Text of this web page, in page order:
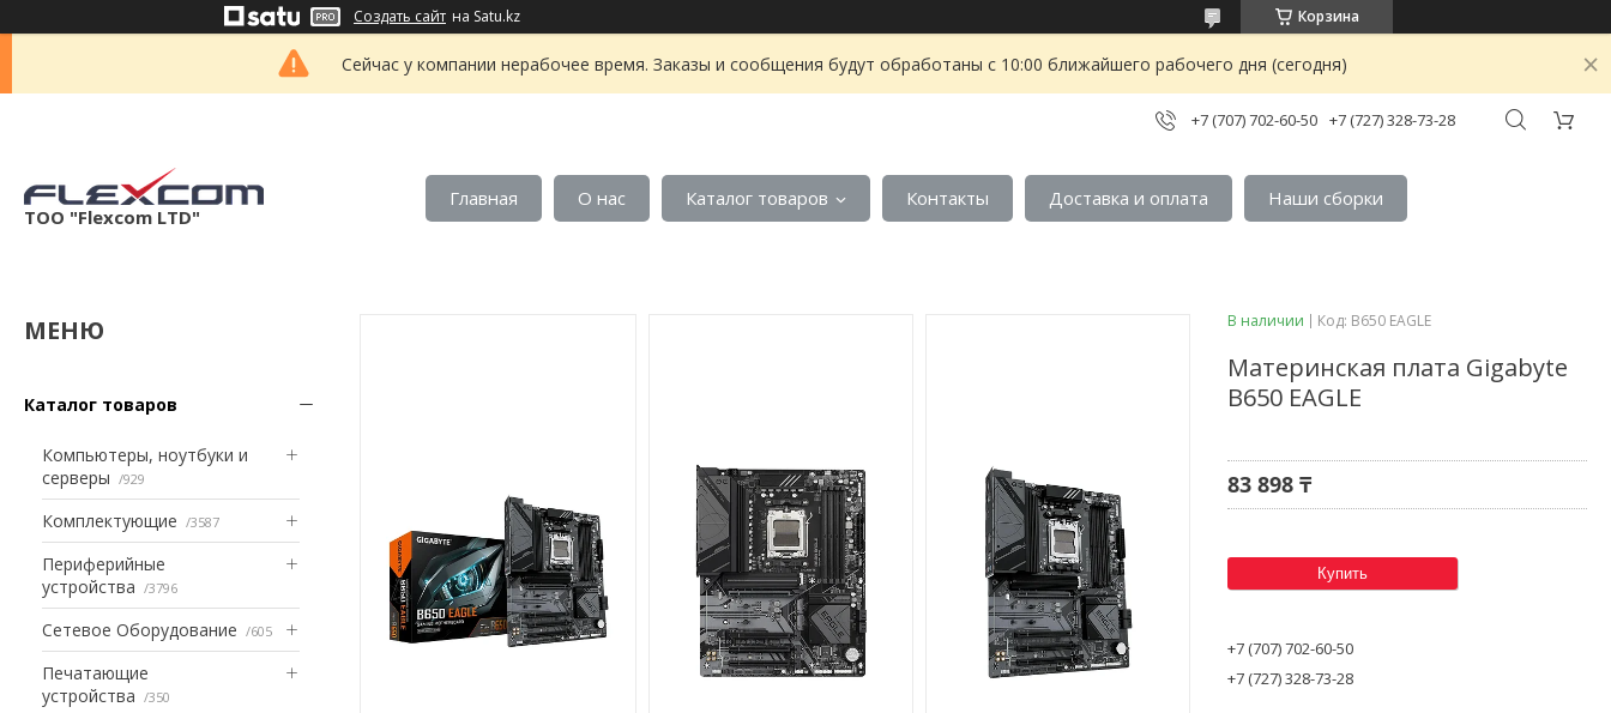
Создать сайт на Satu.kz Корзина
Сейчас у компании нерабочее время. Заказы и сообщения будут обработаны с 10:00 ближайшего рабочего дня (сегодня)
+7 (707) 702-60-50 +7 (727) 328-73-28
ТОО "Flexcom LTD"
Главная О нас Каталог товаров Контакты Доставка и оплата Наши сборки
Каталог товаров
Компьютеры, ноутбуки и
серверы
929
Комплектующие 3587
Периферийные
устройства
3796
Сетевое Оборудование 605
Печатающие
устройства
350
В наличии Код: B650 EAGLE
Материнская плата Gigabyte
B650 EAGLE
83 898 ₸
Купить
+7 (707) 702-60-50
+7 (727) 328-73-28